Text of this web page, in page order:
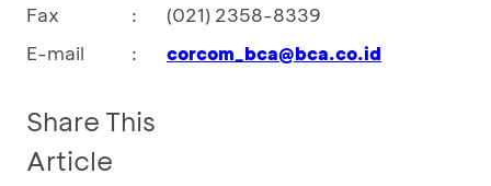
Fax
:
(021) 2358-8339
E-mail
: corcom_bca@bca.co.id
Share This
Article